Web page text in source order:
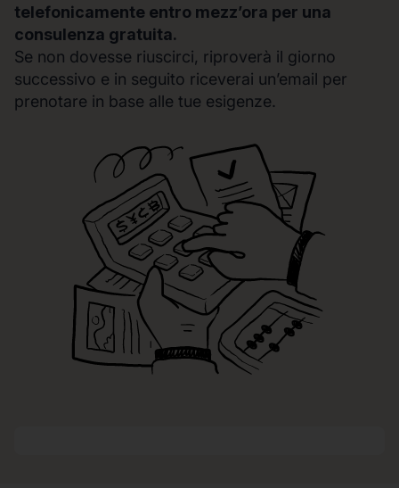
telefonicamente entro mezz’ora per una
consulenza gratuita.
Se non dovesse riuscirci, riproverà il giorno
successivo e in seguito riceverai un’email per
prenotare in base alle tue esigenze.